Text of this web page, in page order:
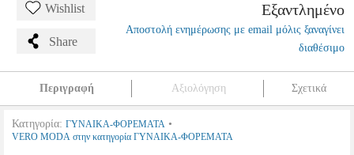
Wishlist
Share
Εξαντλημένο
Αποστολή ενημέρωσης με email μόλις ξαναγίνει
διαθέσιμο
Περιγραφή Αξιολόγηση Σχετικά
Κατηγορία: ΓΥΝΑΙΚΑ-ΦΟΡΕΜΑΤΑ •
VERO MODA στην κατηγορία ΓΥΝΑΙΚΑ-ΦΟΡΕΜΑΤΑ